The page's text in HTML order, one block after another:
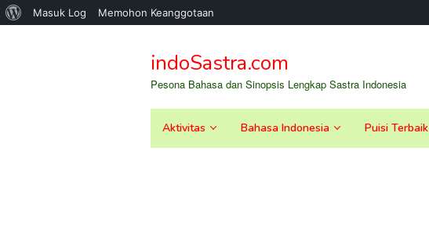
Tentang
Masuk Log Memohon Keanggotaan
kontenindoSastra.com
Pesona Bahasa dan Sinopsis Lengkap Sastra Indonesia
Aktivitas Bahasa Indonesia Puisi Terbaik